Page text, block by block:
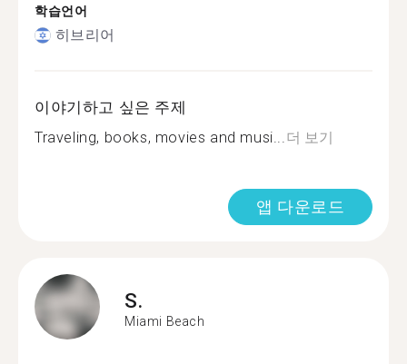
학습언어
히브리어
이야기하고 싶은 주제
Traveling, books, movies and musi...더 보기
앱 다운로드
S.
Miami Beach